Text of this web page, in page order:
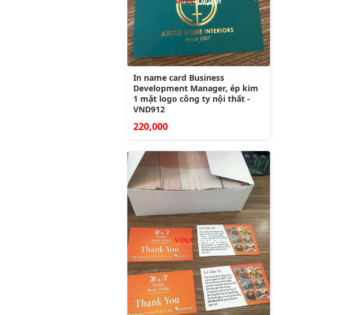
In name card Business
Development Manager, ép kim
1 mặt logo công ty nội thất -
VND912
220,000